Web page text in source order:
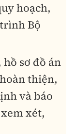
hoạch,
Bộ
sơ đồ án
thiện,
và báo
xét,